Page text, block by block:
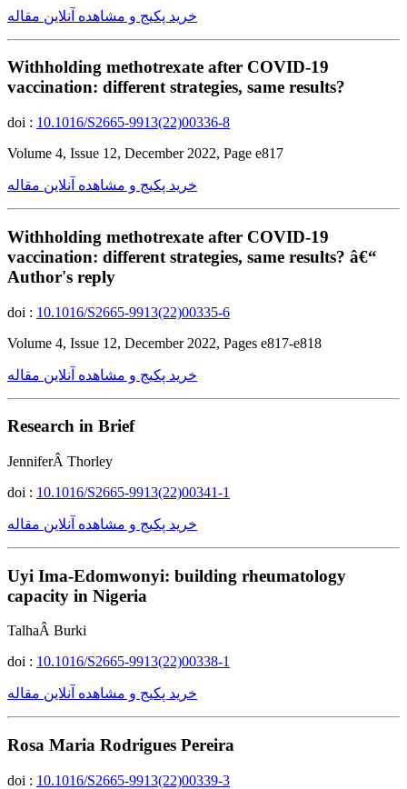
خرید پکیج و مشاهده آنلاین مقاله
Withholding methotrexate after COVID-19
vaccination: different strategies, same results?
doi : 10.1016/S2665-9913(22)00336-8
Volume 4, Issue 12, December 2022, Page e817
خرید پکیج و مشاهده آنلاین مقاله
Withholding methotrexate after COVID-19
vaccination: different strategies, same results? â€“
Author's reply
doi : 10.1016/S2665-9913(22)00335-6
Volume 4, Issue 12, December 2022, Pages e817-e818
خرید پکیج و مشاهده آنلاین مقاله
Research in Brief
JenniferÂ Thorley
doi : 10.1016/S2665-9913(22)00341-1
خرید پکیج و مشاهده آنلاین مقاله
Uyi Ima-Edomwonyi: building rheumatology
capacity in Nigeria
TalhaÂ Burki
doi : 10.1016/S2665-9913(22)00338-1
خرید پکیج و مشاهده آنلاین مقاله
Rosa Maria Rodrigues Pereira
doi : 10.1016/S2665-9913(22)00339-3